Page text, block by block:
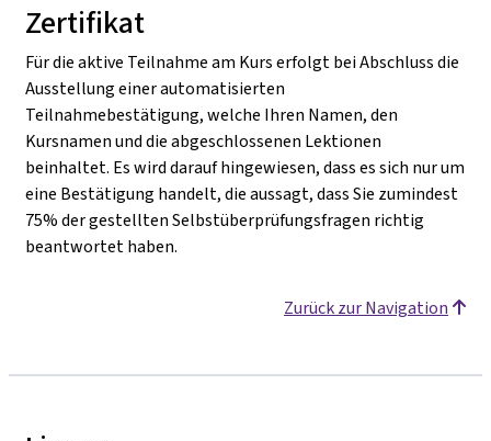
Zertifikat
Für die aktive Teilnahme am Kurs erfolgt bei Abschluss die
Ausstellung einer automatisierten
Teilnahmebestätigung, welche Ihren Namen, den
Kursnamen und die abgeschlossenen Lektionen
beinhaltet. Es wird darauf hingewiesen, dass es sich nur um
eine Bestätigung handelt, die aussagt, dass Sie zumindest
75% der gestellten Selbstüberprüfungsfragen richtig
beantwortet haben.
Zurück zur Navigation